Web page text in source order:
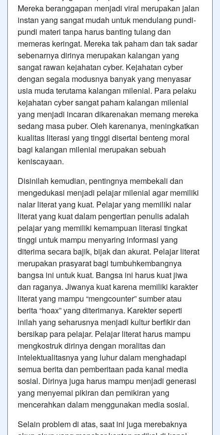
Mereka beranggapan menjadi viral merupakan jalan
instan yang sangat mudah untuk mendulang pundi-
pundi materi tanpa harus banting tulang dan
memeras keringat. Mereka tak paham dan tak sadar
sebenarnya dirinya merupakan kalangan yang
sangat rawan kejahatan cyber. Kejahatan cyber
dengan segala modusnya banyak yang menyasar
usia muda terutama kalangan milenial. Para pelaku
kejahatan cyber sangat paham kalangan milenial
yang menjadi incaran dikarenakan memang mereka
sedang masa puber. Oleh karenanya, meningkatkan
kualitas literasi yang tinggi disertai benteng moral
bagi kalangan milenial merupakan sebuah
keniscayaan.
Disinilah kemudian, pentingnya membekali dan
mengedukasi menjadi pelajar milenial agar memiliki
nalar literat yang kuat. Pelajar yang memiliki nalar
literat yang kuat dalam pengertian penulis adalah
pelajar yang memiliki kemampuan literasi tingkat
tinggi untuk mampu menyaring informasi yang
diterima secara bajik, bijak dan akurat. Pelajar literat
merupakan prasyarat bagi tumbuhkembangnya
bangsa ini untuk kuat. Bangsa ini harus kuat jiwa
dan raganya. Jiwanya kuat karena memiliki karakter
literat yang mampu “mengcounter” sumber atau
berita “hoax” yang diterimanya. Karekter seperti
inilah yang seharusnya menjadi kultur berfikir dan
bersikap para pelajar. Pelajar literat harus mampu
mengkostruk dirinya dengan moralitas dan
intelektualitasnya yang luhur dalam menghadapi
semua berita dan pemberitaan pada kanal media
sosial. Dirinya juga harus mampu menjadi generasi
yang menyemai pikiran dan pemikiran yang
mencerahkan dalam menggunakan media sosial.
Selain problem di atas, saat ini juga merebaknya